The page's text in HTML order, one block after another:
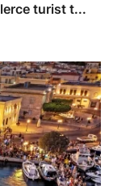
turist t...